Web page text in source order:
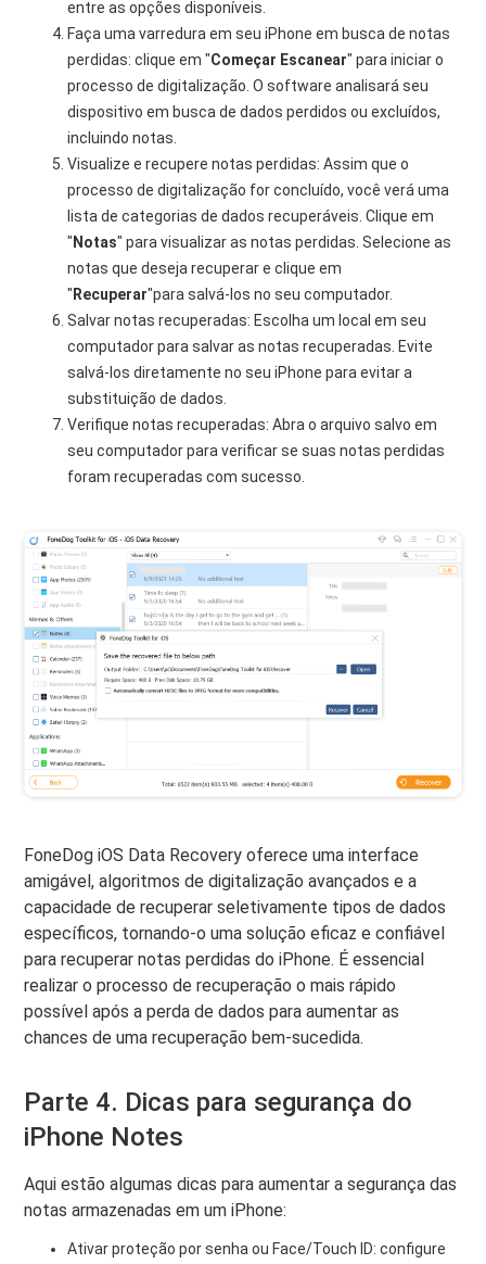
entre as opções disponíveis.
Faça uma varredura em seu iPhone em busca de notas
perdidas: clique em "Começar Escanear" para iniciar o
processo de digitalização. O software analisará seu
dispositivo em busca de dados perdidos ou excluídos,
incluindo notas.
Visualize e recupere notas perdidas: Assim que o
processo de digitalização for concluído, você verá uma
lista de categorias de dados recuperáveis. Clique em
" Notas" para visualizar as notas perdidas. Selecione as
notas que deseja recuperar e clique em
" Recuperar"para salvá-los no seu computador.
Salvar notas recuperadas: Escolha um local em seu
computador para salvar as notas recuperadas. Evite
salvá-los diretamente no seu iPhone para evitar a
substituição de dados.
Verifique notas recuperadas: Abra o arquivo salvo em
seu computador para verificar se suas notas perdidas
foram recuperadas com sucesso.
FoneDog iOS Data Recovery oferece uma interface
amigável, algoritmos de digitalização avançados e a
capacidade de recuperar seletivamente tipos de dados
específicos, tornando-o uma solução eficaz e confiável
para recuperar notas perdidas do iPhone. É essencial
realizar o processo de recuperação o mais rápido
possível após a perda de dados para aumentar as
chances de uma recuperação bem-sucedida.
Parte 4. Dicas para segurança do
iPhone Notes
Aqui estão algumas dicas para aumentar a segurança das
notas armazenadas em um iPhone:
Ativar proteção por senha ou Face/Touch ID: configure